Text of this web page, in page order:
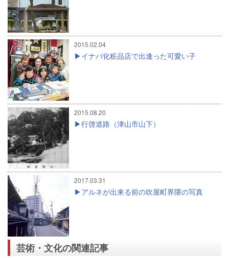
2015.02.04
イナバ化粧品店で出逢った可愛い子
2015.08.20
行啓道路（津山市山下）
2017.03.31
アルネが出来る前の吹屋町界隈の写真
芸術・文化の関連記事